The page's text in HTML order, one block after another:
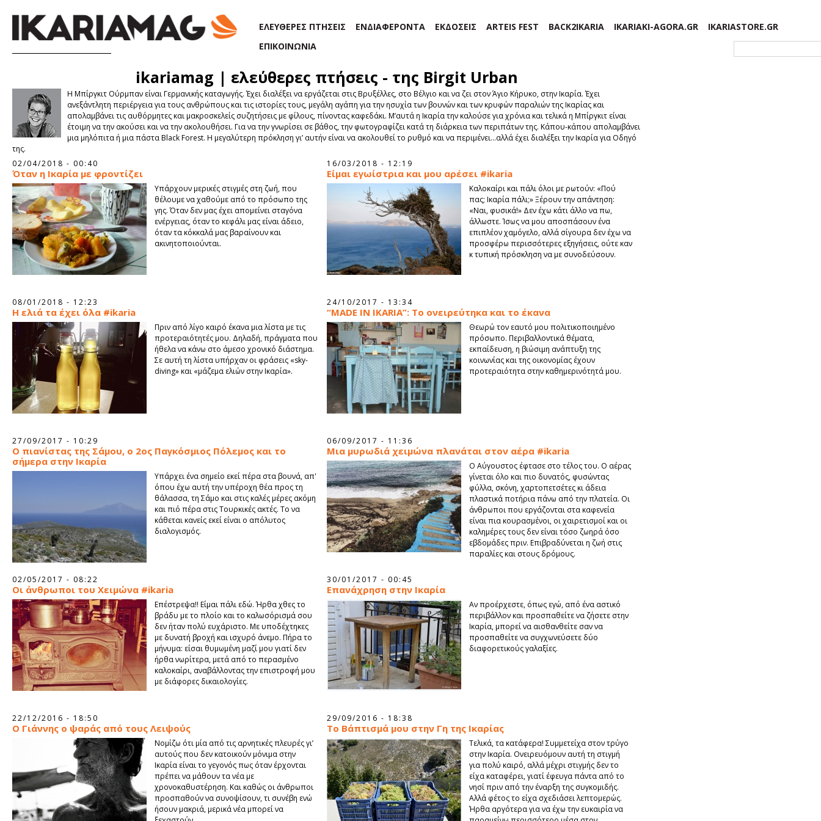
ΕΛΕΥΘΕΡΕΣ ΠΤΗΣΕΙΣ ΕΝΔΙΑΦΕΡΟΝΤΑ ΕΚΔΟΣΕΙΣ ARTEIS FEST BACK2IKARIA IKARIAKI-AGORA.GR
IKARIASTORE.GR
ΕΠΙΚΟΙΝΩΝΙΑ
ikariamag | ελεύθερες πτήσεις - της Birgit Urban
Η Μπίργκιτ Ούρμπαν είναι Γερμανικής καταγωγής. Έχει διαλέξει να εργάζεται στις Βρυξέλλες, στο Βέλγιο και να ζει στον Άγιο Κήρυκο, στην Ικαρία. Έχει
ανεξάντλητη περιέργεια για τους ανθρώπους και τις ιστορίες τους, μεγάλη αγάπη για την ησυχία των βουνών και των κρυφών παραλιών της Ικαρίας και
απολαμβάνει τις αυθόρμητες και μακροσκελείς συζητήσεις με φίλους, πίνοντας καφεδάκι. Μ’αυτά η Ικαρία την καλούσε για χρόνια και τελικά η Μπίργκιτ είναι
έτοιμη να την ακούσει και να την ακολουθήσει. Για να την γνωρίσει σε βάθος, την φωτογραφίζει κατά τη διάρκεια των περιπάτων της. Κάπου-κάπου απολαμβάνει
μια μηλόπιτα ή μια πάστα Black Forest. Η μεγαλύτερη πρόκληση γι’ αυτήν είναι να ακολουθεί το ρυθμό και να περιμένει…αλλά έχει διαλέξει την Ικαρία για Οδηγό
της.
02/04/2018 - 00:40
Όταν η Ικαρία με φροντίζει
Υπάρχουν μερικές στιγμές στη ζωή, που
θέλουμε να χαθούμε από το πρόσωπο της
γης. Όταν δεν μας έχει απομείνει σταγόνα
ενέργειας, όταν το κεφάλι μας είναι άδειο,
όταν τα κόκκαλά μας βαραίνουν και
ακινητοποιούνται.
16/03/2018 - 12:19
Είμαι εγωίστρια και μου αρέσει #ikaria
Καλοκαίρι και πάλι όλοι με ρωτούν: «Πού
πας; Ικαρία πάλι;» Ξέρουν την απάντηση:
«Ναι, φυσικά!» Δεν έχω κάτι άλλο να πω,
άλλωστε. Ίσως να μου αποσπάσουν ένα
επιπλέον χαμόγελο, αλλά σίγουρα δεν έχω να
προσφέρω περισσότερες εξηγήσεις, ούτε καν
κ τυπική πρόσκληση να με συνοδεύσουν.
08/01/2018 - 12:23
Η ελιά τα έχει όλα #ikaria
Πριν από λίγο καιρό έκανα μια λίστα με τις
προτεραιότητές μου. Δηλαδή, πράγματα που
ήθελα να κάνω στο άμεσο χρονικό διάστημα.
Σε αυτή τη λίστα υπήρχαν οι φράσεις «sky-
diving» και «μάζεμα ελιών στην Ικαρία».
24/10/2017 - 13:34
“MADE IN IKARIA”: Το ονειρεύτηκα και το έκανα
Θεωρώ τον εαυτό μου πολιτικοποιημένο
πρόσωπο. Περιβαλλοντικά θέματα,
εκπαίδευση, η βιώσιμη ανάπτυξη της
κοινωνίας και της οικονομίας έχουν
προτεραιότητα στην καθημερινότητά μου.
27/09/2017 - 10:29
Ο πιανίστας της Σάμου, ο 2ος Παγκόσμιος Πόλεμος και το
σήμερα στην Ικαρία
Υπάρχει ένα σημείο εκεί πέρα στα βουνά, απ'
όπου έχω αυτή την υπέροχη θέα προς τη
θάλασσα, τη Σάμο και στις καλές μέρες ακόμη
και πιό πέρα στις Τουρκικές ακτές. Το να
κάθεται κανείς εκεί είναι ο απόλυτος
διαλογισμός.
06/09/2017 - 11:36
Μια μυρωδιά χειμώνα πλανάται στον αέρα #ikaria
Ο Αύγουστος έφτασε στο τέλος του. Ο αέρας
γίνεται όλο και πιο δυνατός, φυσώντας
φύλλα, σκόνη, χαρτοπετσέτες κι άδεια
πλαστικά ποτήρια πάνω από την πλατεία. Οι
άνθρωποι που εργάζονται στα καφενεία
είναι πια κουρασμένοι, οι χαιρετισμοί και οι
καλημέρες τους δεν είναι τόσο ζωηρά όσο
εβδομάδες πριν. Επιβραδύνεται η ζωή στις
παραλίες και στους δρόμους.
02/05/2017 - 08:22
Οι άνθρωποι του Χειμώνα #ikaria
Επέστρεψα!! Είμαι πάλι εδώ. Ήρθα χθες το
βράδυ με το πλοίο και το καλωσόρισμά σου
δεν ήταν πολύ ευχάριστο. Με υποδέχτηκες
με δυνατή βροχή και ισχυρό άνεμο. Πήρα το
μήνυμα: είσαι θυμωμένη μαζί μου γιατί δεν
ήρθα νωρίτερα, μετά από το περασμένο
καλοκαίρι, αναβάλλοντας την επιστροφή μου
με διάφορες δικαιολογίες.
30/01/2017 - 00:45
Επανάχρηση στην Ικαρία
Αν προέρχεστε, όπως εγώ, από ένα αστικό
περιβάλλον και προσπαθείτε να ζήσετε στην
Ικαρία, μπορεί να αισθανθείτε σαν να
προσπαθείτε να συγχωνεύσετε δύο
διαφορετικούς γαλαξίες.
22/12/2016 - 18:50
O Γιάννης ο ψαράς από τους Λειψούς
Νομίζω ότι μία από τις αρνητικές πλευρές γι’
αυτούς που δεν κατοικούν μόνιμα στην
Ικαρία είναι το γεγονός πως όταν έρχονται
πρέπει να μάθουν τα νέα με
χρονοκαθυστέρηση. Και καθώς οι άνθρωποι
προσπαθούν να συνοψίσουν, τι συνέβη ενώ
ήσουν μακριά, μερικά νέα μπορεί να
29/09/2016 - 18:38
Το Βάπτισμά μου στην Γη της Ικαρίας
Τελικά, τα κατάφερα! Συμμετείχα στον τρύγο
στην Ικαρία. Ονειρευόμουν αυτή τη στιγμή
για πολύ καιρό, αλλά μέχρι στιγμής δεν το
είχα καταφέρει, γιατί έφευγα πάντα από το
νησί πριν από την έναρξη της συγκομιδής.
Αλλά φέτος το είχα σχεδιάσει λεπτομερώς.
Ήρθα αργότερα για να έχω την ευκαιρία να